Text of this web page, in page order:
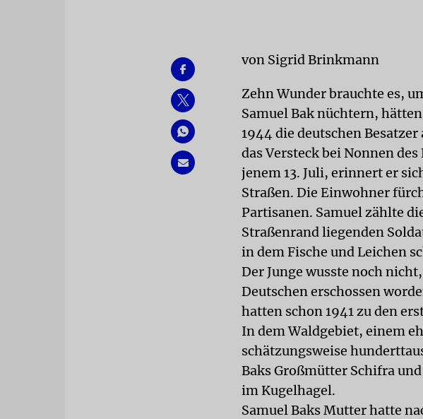
von Sigrid Brinkmann
Zehn Wunder brauchte es,
Samuel Bak nüchtern,
1944 die deutschen
das Versteck bei Nonnen
jenem 13. Juli, erinnert er
Straßen. Die Einwohner
Partisanen. Samuel zählte
Straßenrand liegenden
in dem Fische und Leichen
Der Junge wusste noch
Deutschen erschossen
hatten schon 1941 zu den
In dem Waldgebiet, einem
schätzungsweise
Baks Großmütter Schifra
im Kugelhagel.
Samuel Baks Mutter hatte